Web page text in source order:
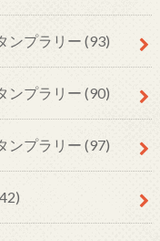
ンプラリー (93)
ンプラリー (90)
ンプラリー (97)